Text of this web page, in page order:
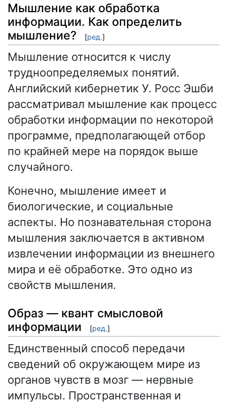
Мышление как обработка
информации. Как определить
мышление?
[ред.]
Мышление относится к числу
трудноопределяемых понятий.
Английский кибернетик У. Росс Эшби
рассматривал мышление как процесс
обработки информации по некоторой
программе, предполагающей отбор
по крайней мере на порядок выше
случайного.
Конечно, мышление имеет и
биологические, и социальные
аспекты. Но познавательная сторона
мышления заключается в активном
извлечении информации из внешнего
мира и её обработке. Это одно из
свойств мышления.
Образ — квант смысловой
информации
[ред.]
Единственный способ передачи
сведений об окружающем мире из
органов чувств в мозг — нервные
импульсы. Пространственная и